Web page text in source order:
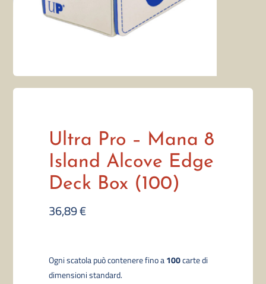
Ultra Pro – Mana 8
Island Alcove Edge
Deck Box (100)
36,89€
Ogni scatola può contenere fino a100carte di
dimensioni standard.